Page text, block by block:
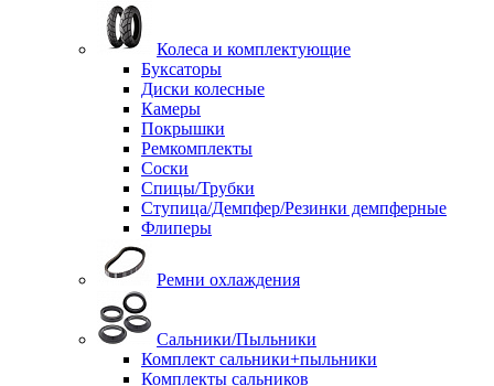
Колеса и комплектующие
Буксаторы
Диски колесные
Камеры
Покрышки
Ремкомплекты
Соски
Спицы/Трубки
Ступица/Демпфер/Резинки демпферные
Флиперы
Ремни охлаждения
Сальники/Пыльники
Комплект сальники+пыльники
Комплекты сальников